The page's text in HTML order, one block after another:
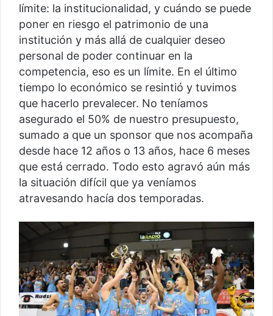
límite: la institucionalidad, y cuándo se puede
poner en riesgo el patrimonio de una
institución y más allá de cualquier deseo
personal de poder continuar en la
competencia, eso es un límite. En el último
tiempo lo económico se resintió y tuvimos
que hacerlo prevalecer. No teníamos
asegurado el 50% de nuestro presupuesto,
sumado a que un sponsor que nos acompaña
desde hace 12 años o 13 años, hace 6 meses
que está cerrado. Todo esto agravó aún más
la situación difícil que ya veníamos
atravesando hacía dos temporadas.